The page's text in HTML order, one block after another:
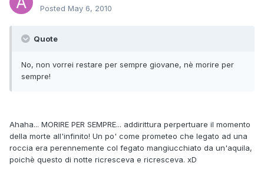
Posted May 6, 2010
Quote
No, non vorrei restare per sempre giovane, nè morire per
sempre!
Ahaha... MORIRE PER SEMPRE... addirittura perpertuare il momento
della morte all'infinito! Un po' come prometeo che legato ad una
roccia era perennemente col fegato mangiucchiato da un'aquila,
poichè questo di notte ricresceva e ricresceva. xD